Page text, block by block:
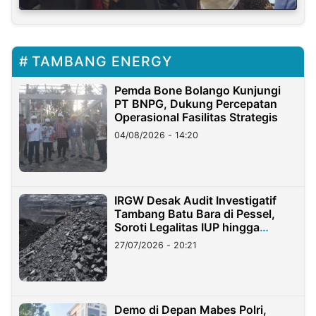
TAMBANG ENERGY
Pemda Bone Bolango Kunjungi
PT BNPG, Dukung Percepatan
Operasional Fasilitas Strategis
04/08/2026 - 14:20
IRGW Desak Audit Investigatif
Tambang Batu Bara di Pessel,
Soroti Legalitas IUP hingga
Stockpile
27/07/2026 - 20:21
Demo di Depan Mabes Polri,